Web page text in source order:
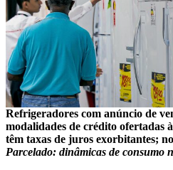
Refrigeradores com anúncio de
modalidades de crédito ofertadas
têm taxas de juros exorbitantes;
Parcelado: dinâmicas de consumo